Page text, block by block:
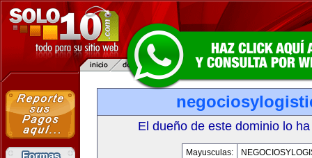
El dueño de este dominio lo
Mayusculas: